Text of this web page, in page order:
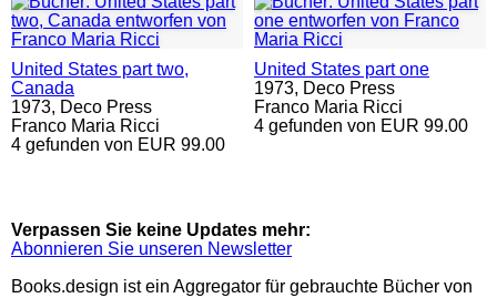
United States part two,
Canada
1973, Deco Press
Franco Maria Ricci
4 gefunden von EUR 99.00
United States part one
1973, Deco Press
Franco Maria Ricci
4 gefunden von EUR 99.00
Verpassen Sie keine Updates mehr:
Abonnieren Sie unseren Newsletter
Books.design ist ein Aggregator für gebrauchte Bücher von